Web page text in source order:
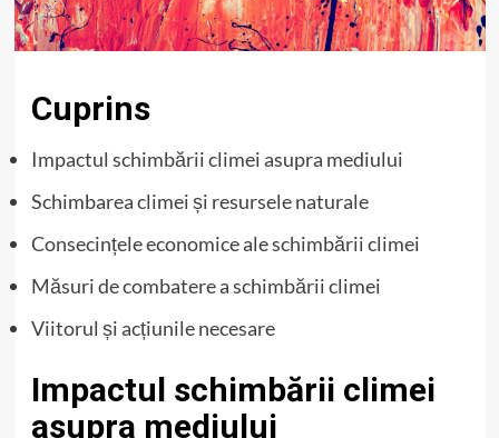
Cuprins
Impactul schimbării climei asupra mediului
Schimbarea climei și resursele naturale
Consecințele economice ale schimbării climei
Măsuri de combatere a schimbării climei
Viitorul și acțiunile necesare
Impactul schimbării climei
asupra mediului